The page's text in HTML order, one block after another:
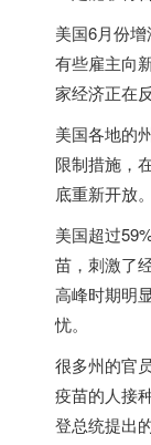
美国6月份增
有些雇主向
家经济正在
美国各地的
限制措施，
底重新开放
美国超过
苗，刺激了
高峰时期明
忧。
很多州的官
疫苗的人接
登总统提出